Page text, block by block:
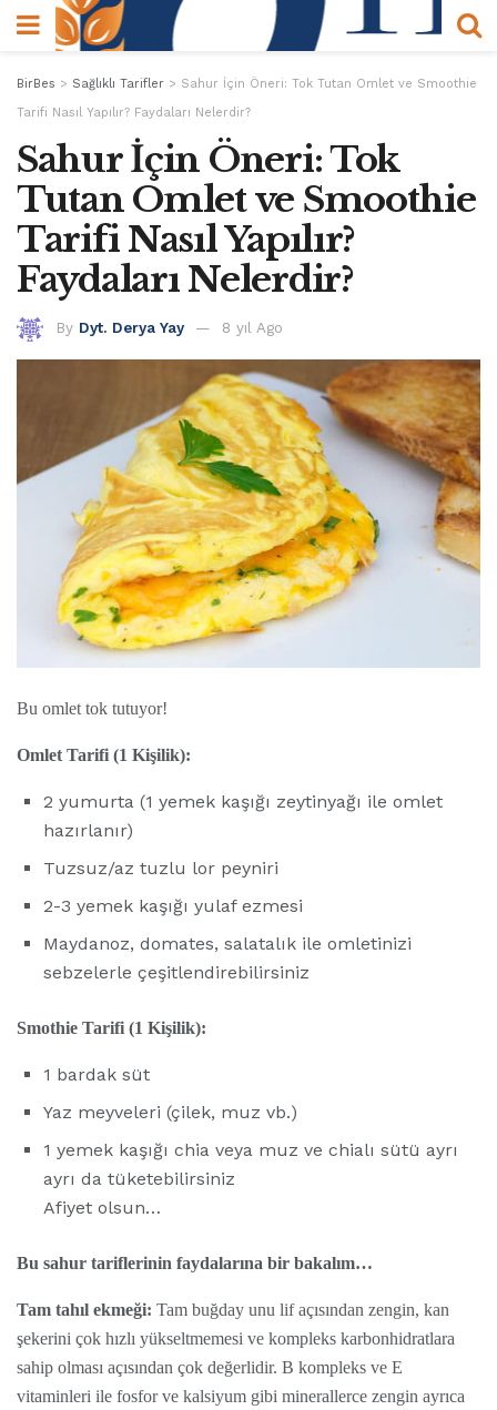
BirBes > Sağlıklı Tarifler > Sahur İçin Öneri: Tok Tutan Omlet ve Smoothie
Tarifi Nasıl Yapılır? Faydaları Nelerdir?
Sahur İçin Öneri: Tok
Tutan Omlet ve Smoothie
Tarifi Nasıl Yapılır?
Faydaları Nelerdir?
By Dyt. Derya Yay 8 yıl Ago
Bu omlet tok tutuyor!
Omlet Tarifi (1 Kişilik):
2 yumurta (1 yemek kaşığı zeytinyağı ile omlet
hazırlanır)
Tuzsuz/az tuzlu lor peyniri
2-3 yemek kaşığı yulaf ezmesi
Maydanoz, domates, salatalık ile omletinizi
sebzelerle çeşitlendirebilirsiniz
Smothie Tarifi (1 Kişilik):
1 bardak süt
Yaz meyveleri (çilek, muz vb.)
1 yemek kaşığı chia veya muz ve chialı sütü ayrı
ayrı da tüketebilirsiniz
Afiyet olsun…
Bu sahur tariflerinin faydalarına bir bakalım…
Tam tahıl ekmeği: Tam buğday unu lif açısından zengin, kan
şekerini çok hızlı yükseltmemesi ve kompleks karbonhidratlara
sahip olması açısından çok değerlidir. B kompleks ve E
vitaminleri ile fosfor ve kalsiyum gibi minerallerce zengin ayrıca